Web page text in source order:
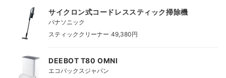
サイクロン式コードレススティック掃除機
パナソニック
スティッククリーナー 49,380円
DEEBOT T80 OMNI
エコバックスジャパン